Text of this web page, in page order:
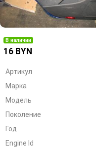
В наличии
16 BYN
Артикул
Марка
Модель
Поколение
Год
Engine Id